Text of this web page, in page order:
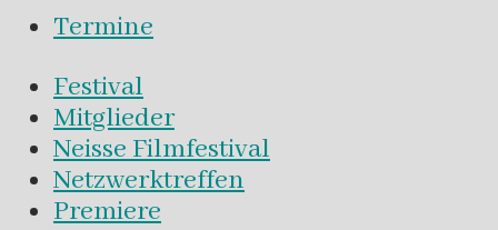
Termine
Festival
Mitglieder
Neisse Filmfestival
Netzwerktreffen
Premiere